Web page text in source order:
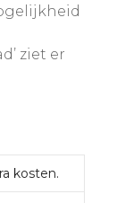
ziet er
kosten.